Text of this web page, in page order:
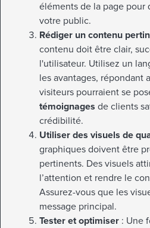
éléments de la page pour
votre public.
Rédiger un contenu
contenu doit être clair,
l'utilisateur. Utilisez un
les avantages, répondant
visiteurs pourraient se
témoignages de clients
crédibilité.
Utiliser des visuels de
graphiques doivent être
pertinents. Des visuels
l’attention et rendre le
Assurez-vous que les
message principal.
Tester et optimiser : Une